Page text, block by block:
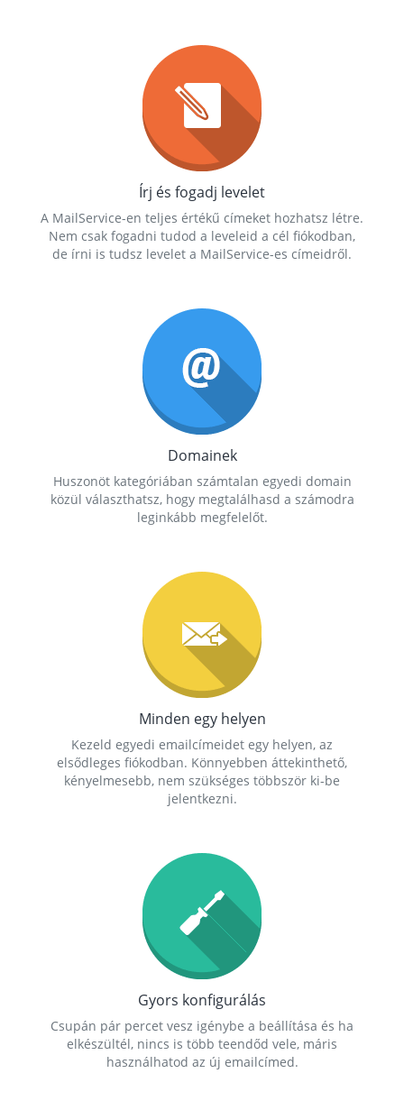
Írj és fogadj levelet
A MailService-en teljes értékű címeket hozhatsz létre.
Nem csak fogadni tudod a leveleid a cél fiókodban,
de írni is tudsz levelet a MailService-es címeidről.
Domainek
Huszonöt kategóriában számtalan egyedi domain
közül választhatsz, hogy megtalálhasd a számodra
leginkább megfelelőt.
Minden egy helyen
Kezeld egyedi emailcímeidet egy helyen, az
elsődleges fiókodban. Könnyebben áttekinthető,
kényelmesebb, nem szükséges többször ki-be
jelentkezni.
Gyors konfigurálás
Csupán pár percet vesz igénybe a beállítása és ha
elkészültél, nincs is több teendőd vele, máris
használhatod az új emailcímed.